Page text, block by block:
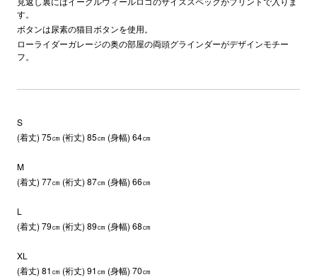
す。
ボタンは尿素の猫目ボタンを使用。
ローライダーガレージの奥の部屋の両頭グラインダーがデザインモチー
フ。
S
(着丈) 75㎝ (裄丈) 85㎝ (身幅) 64㎝
M
(着丈) 77㎝ (裄丈) 87㎝ (身幅) 66㎝
L
(着丈) 79㎝ (裄丈) 89㎝ (身幅) 68㎝
XL
(着丈) 81㎝ (裄丈) 91㎝ (身幅) 70㎝